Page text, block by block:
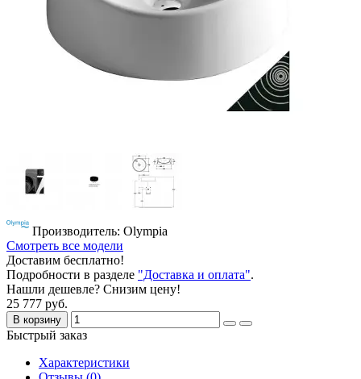
Производитель: Olympia
Смотреть все модели
Доставим бесплатно!
Подробности в разделе "Доставка и оплата".
Нашли дешевле? Снизим цену!
25 777 руб.
В корзину
Быстрый заказ
Характеристики